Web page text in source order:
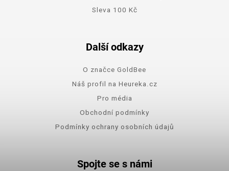
Sleva 100 Kč
Další odkazy
O značce GoldBee
Náš profil na Heureka.cz
Pro média
Obchodní podmínky
Podmínky ochrany osobních údajů
Spojte se s námi